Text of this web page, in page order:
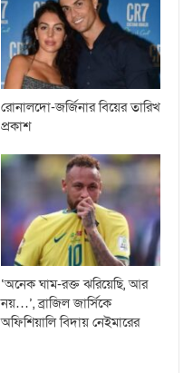
রোনালদো-জর্জিনার বিয়ের তারিখ
প্রকাশ
‘অনেক ঘাম-রক্ত ঝরিয়েছি, আর
নয়…’, ব্রাজিল জার্সিকে
অফিশিয়ালি বিদায় নেইমারের